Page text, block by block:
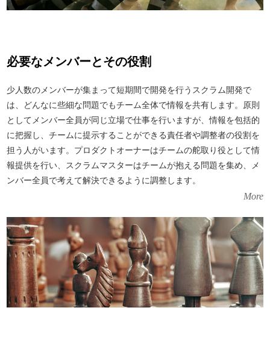
必要なメンバーとその役割
少人数のメンバーが集まって短期間で開発を行うスクラム開発で
は、どんなに些細な問題でもチーム全体で情報を共有します。原則
としてメンバー全員が同じ立場で仕事を行いますが、情報を包括的
に把握し、チームに提示することができる責任者や調整者の役割を
担う人がいます。プロダクトオーナーはチームの舵取り役として情
報提供を行い、スクラムマスターはチームが抱える問題を集め、メ
ンバー全員で考えて解決できるように調整します。
More